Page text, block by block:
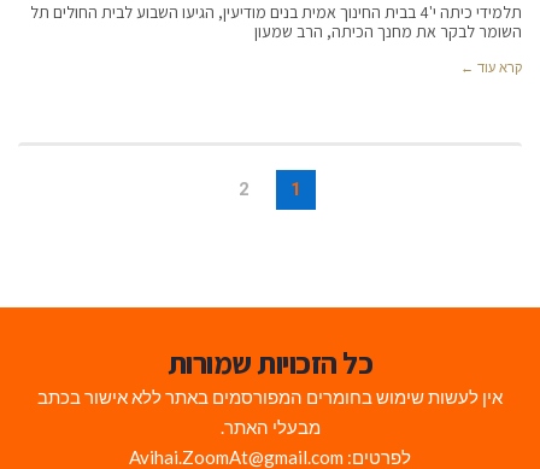
תלמידי כיתה י'4 בבית החינוך אמית בנים מודיעין, הגיעו השבוע לבית החולים תל
השומר לבקר את מחנך הכיתה, הרב שמעון
קרא עוד ←
1
2
כל הזכויות שמורות
אין לעשות שימוש בחומרים המפורסמים באתר ללא אישור בכתב
מבעלי האתר.
לפרטים: Avihai.ZoomAt@gmail.com